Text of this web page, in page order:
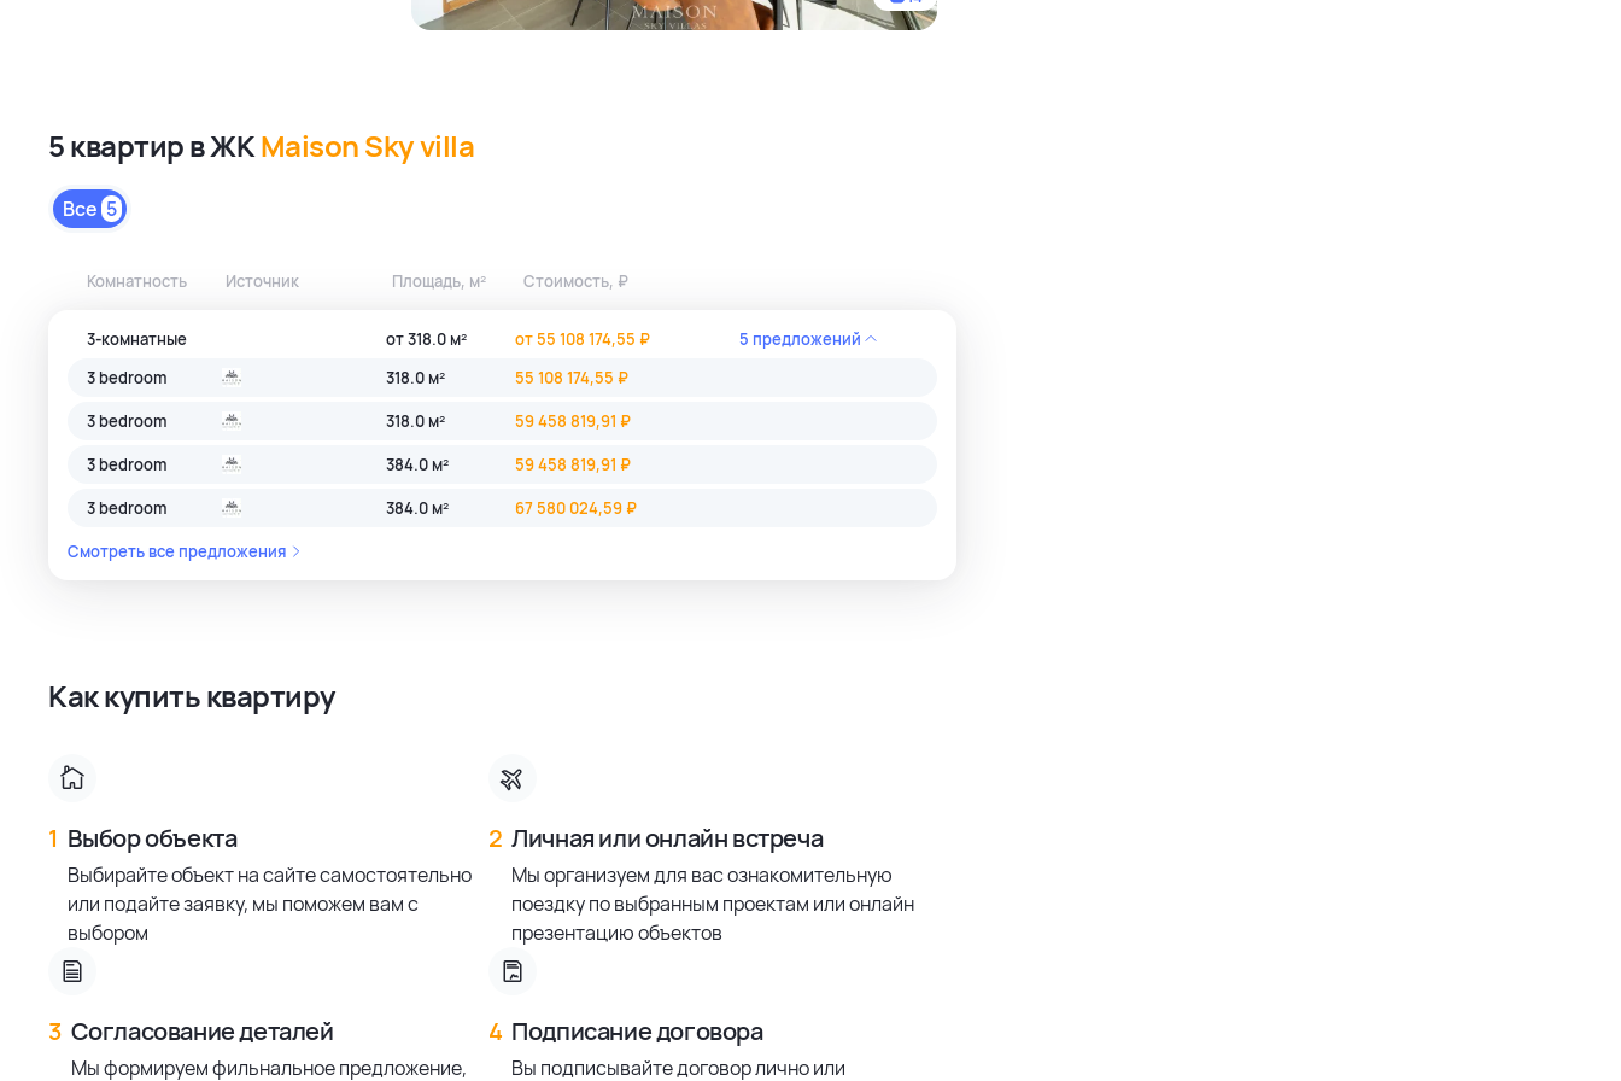
5 квартир в ЖКMaison Sky villa
Все 5
Комнатность Источник Площадь, м² Стоимость, ₽
3-комнатные от 318.0 м² от 55 108 174,55 ₽
5 предложений
3 bedroom
318.0 м²
55 108 174,55 ₽
3 bedroom
318.0 м²
59 458 819,91 ₽
3 bedroom
384.0 м²
59 458 819,91 ₽
3 bedroom
384.0 м²
67 580 024,59 ₽
Смотреть все предложения
Как купить квартиру
1 Выбор объекта
Выбирайте объект на сайте самостоятельно
или подайте заявку, мы поможем вам с
выбором
2 Личная или онлайн встреча
Мы организуем для вас ознакомительную
поездку по выбранным проектам или онлайн
презентацию объектов
3 Согласование деталей
Мы формируем фильнальное предложение,
4 Подписание договора
Вы подписывайте договор лично или